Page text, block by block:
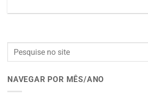
NAVEGAR POR MÊS/ANO